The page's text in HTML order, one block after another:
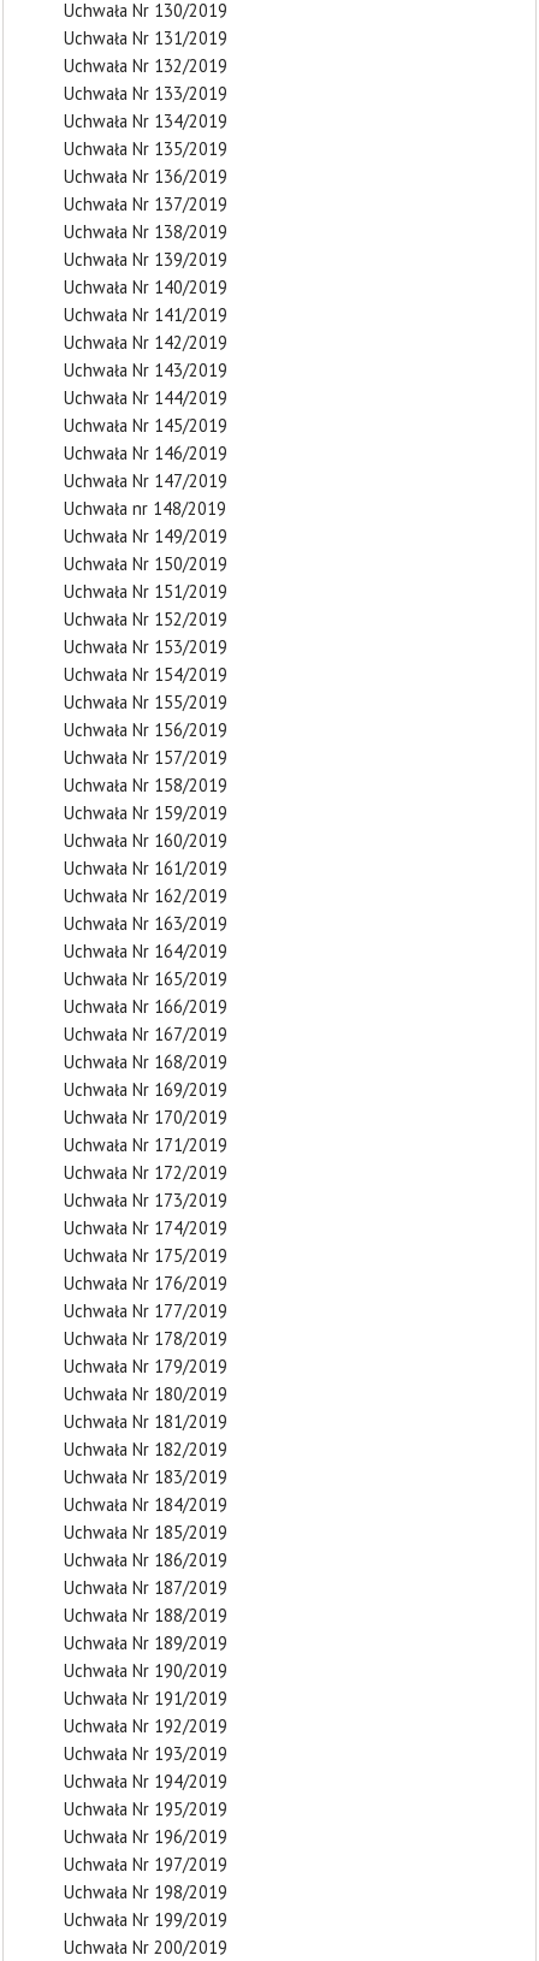
Uchwała Nr 130/2019
Uchwała Nr 131/2019
Uchwała Nr 132/2019
Uchwała Nr 133/2019
Uchwała Nr 134/2019
Uchwała Nr 135/2019
Uchwała Nr 136/2019
Uchwała Nr 137/2019
Uchwała Nr 138/2019
Uchwała Nr 139/2019
Uchwała Nr 140/2019
Uchwała Nr 141/2019
Uchwała Nr 142/2019
Uchwała Nr 143/2019
Uchwała Nr 144/2019
Uchwała Nr 145/2019
Uchwała Nr 146/2019
Uchwała Nr 147/2019
Uchwała nr 148/2019
Uchwała Nr 149/2019
Uchwała Nr 150/2019
Uchwała Nr 151/2019
Uchwała Nr 152/2019
Uchwała Nr 153/2019
Uchwała Nr 154/2019
Uchwała Nr 155/2019
Uchwała Nr 156/2019
Uchwała Nr 157/2019
Uchwała Nr 158/2019
Uchwała Nr 159/2019
Uchwała Nr 160/2019
Uchwała Nr 161/2019
Uchwała Nr 162/2019
Uchwała Nr 163/2019
Uchwała Nr 164/2019
Uchwała Nr 165/2019
Uchwała Nr 166/2019
Uchwała Nr 167/2019
Uchwała Nr 168/2019
Uchwała Nr 169/2019
Uchwała Nr 170/2019
Uchwała Nr 171/2019
Uchwała Nr 172/2019
Uchwała Nr 173/2019
Uchwała Nr 174/2019
Uchwała Nr 175/2019
Uchwała Nr 176/2019
Uchwała Nr 177/2019
Uchwała Nr 178/2019
Uchwała Nr 179/2019
Uchwała Nr 180/2019
Uchwała Nr 181/2019
Uchwała Nr 182/2019
Uchwała Nr 183/2019
Uchwała Nr 184/2019
Uchwała Nr 185/2019
Uchwała Nr 186/2019
Uchwała Nr 187/2019
Uchwała Nr 188/2019
Uchwała Nr 189/2019
Uchwała Nr 190/2019
Uchwała Nr 191/2019
Uchwała Nr 192/2019
Uchwała Nr 193/2019
Uchwała Nr 194/2019
Uchwała Nr 195/2019
Uchwała Nr 196/2019
Uchwała Nr 197/2019
Uchwała Nr 198/2019
Uchwała Nr 199/2019
Uchwała Nr 200/2019